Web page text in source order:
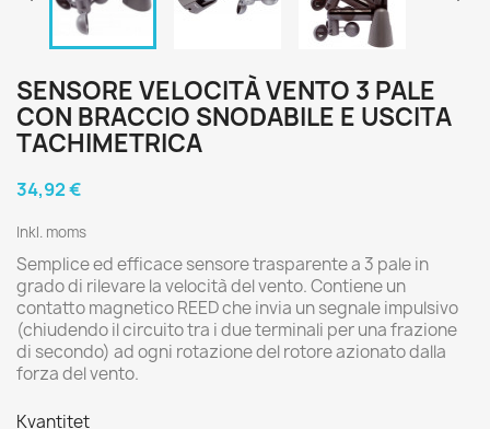
SENSORE VELOCITÀ VENTO 3 PALE
CON BRACCIO SNODABILE E USCITA
TACHIMETRICA
34,92 €
Inkl. moms
Semplice ed efficace sensore trasparente a 3 pale in
grado di rilevare la velocità del vento. Contiene un
contatto magnetico REED che invia un segnale impulsivo
(chiudendo il circuito tra i due terminali per una frazione
di secondo) ad ogni rotazione del rotore azionato dalla
forza del vento.
Kvantitet